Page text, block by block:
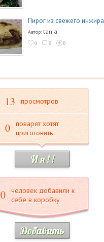
Пирог из свежего инжира
Автор: tania
0 0 0
13 просмотров
0
поварят хотят
приготовить
И я ! !
0
человек добавили к
себе в коробку
Добавить